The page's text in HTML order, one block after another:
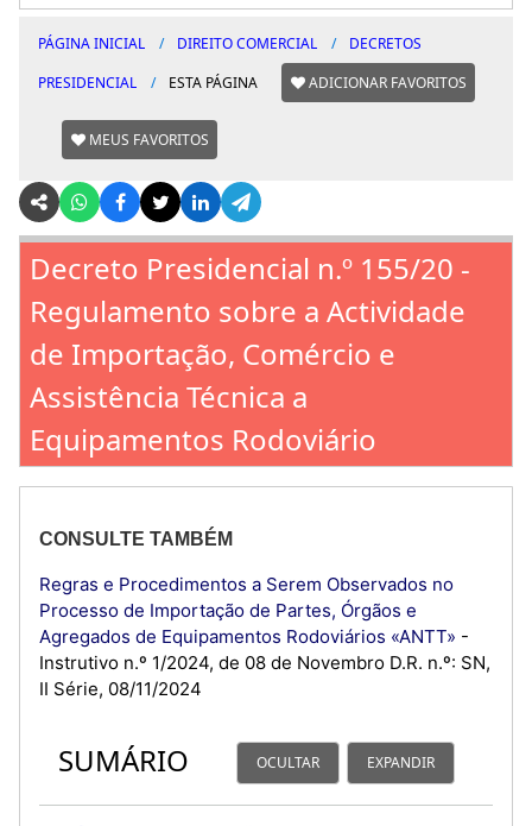
PÁGINA INICIAL DIREITO COMERCIAL
DECRETOS
PRESIDENCIAL
ESTA PÁGINA ADICIONAR FAVORITOS
MEUS FAVORITOS
Decreto Presidencial n.º 155/20 -
Regulamento sobre a Actividade
de Importação, Comércio e
Assistência Técnica a
Equipamentos Rodoviário
CONSULTE TAMBÉM
Regras e Procedimentos a Serem Observados no
Processo de Importação de Partes, Órgãos e
Agregados de Equipamentos Rodoviários «ANTT» -
Instrutivo n.º 1/2024, de 08 de Novembro D.R. n.º: SN,
II Série, 08/11/2024
SUMÁRIO OCULTAR EXPANDIR